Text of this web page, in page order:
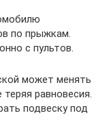
по прыжкам.
с пультов.
может менять
равновесия.
подвеску под